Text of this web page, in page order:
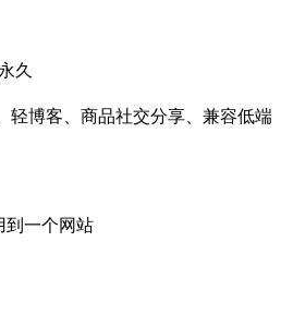
久
轻博客、商品社交分享、兼容低端
到一个网站